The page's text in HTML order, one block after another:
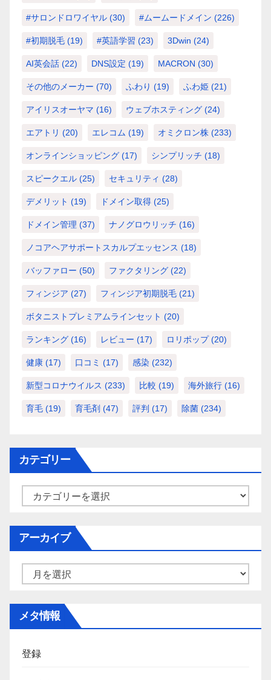
#サロンドロワイヤル (30) #ムームードメイン (226)
#初期脱毛 (19) #英語学習 (23) 3Dwin (24)
AI英会話 (22) DNS設定 (19) MACRON (30)
その他のメーカー (70) ふわり (19) ふわ姫 (21)
アイリスオーヤマ (16) ウェブホスティング (24)
エアトリ (20) エレコム (19) オミクロン株 (233)
オンラインショッピング (17) シンプリッチ (18)
スピークエル (25) セキュリティ (28)
デメリット (19) ドメイン取得 (25)
ドメイン管理 (37) ナノグロウリッチ (16)
ノコアヘアサポートスカルプエッセンス (18)
バッファロー (50) ファクタリング (22)
フィンジア (27) フィンジア初期脱毛 (21)
ボタニストプレミアムラインセット (20)
ランキング (16) レビュー (17) ロリポップ(20)
健康 (17) 口コミ (17) 感染 (232)
新型コロナウイルス (233) 比較 (19) 海外旅行 (16)
育毛 (19) 育毛剤 (47) 評判 (17) 除菌 (234)
カテゴリー
ー
アーカイブ
メタ情報
登録